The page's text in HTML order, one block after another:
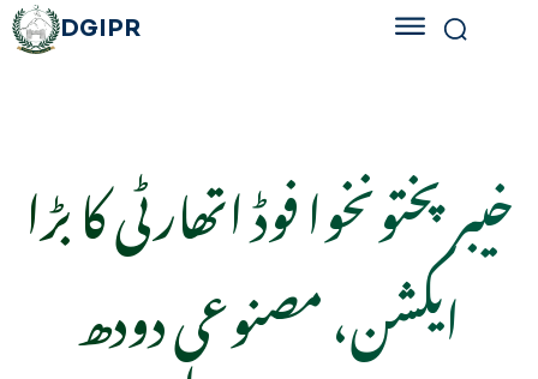
DGIPR
خیبرپختونخوا فوڈ اتھارٹی کا بڑا
ایکشن، مصنوعی دودھ